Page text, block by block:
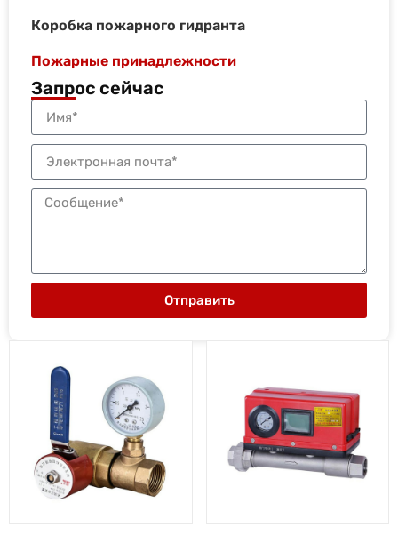
Коробка пожарного гидранта
Пожарные принадлежности
Запрос сейчас
Отправить